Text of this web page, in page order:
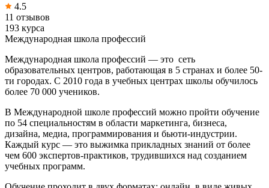
4.5
11 отзывов
193 курса
Международная школа профессий
Международная школа профессий — это сеть
образовательных центров, работающая в 5 странах и более 50-
ти городах. С 2010 года в учебных центрах школы обучилось
более 70 000 учеников.
В Международной школе профессий можно пройти обучение
по 54 специальностям в области маркетинга, бизнеса,
дизайна, медиа, программирования и бьюти-индустрии.
Каждый курс — это выжимка прикладных знаний от более
чем 600 экспертов-практиков, трудившихся над созданием
учебных программ.